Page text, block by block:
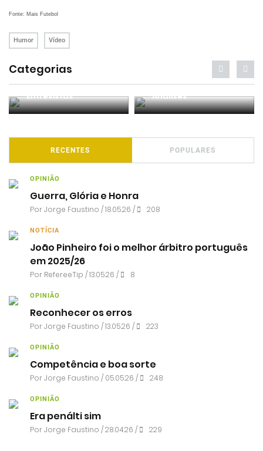
Fonte: Mais Futebol
Humor Vídeo
Categorias
Entrevistas Análises
RECENTES POPULARES
OPINIÃO
Guerra, Glória e Honra
PorJorge Faustino / 18.05.26 / 208
NOTÍCIA
João Pinheiro foi o melhor árbitro português
em 2025/26
Por RefereeTip / 13.05.26 / 8
OPINIÃO
Reconhecer os erros
PorJorge Faustino / 13.05.26 / 223
OPINIÃO
Competência e boa sorte
PorJorge Faustino / 05.05.26 / 248
OPINIÃO
Era penálti sim
PorJorge Faustino / 28.04.26 / 229